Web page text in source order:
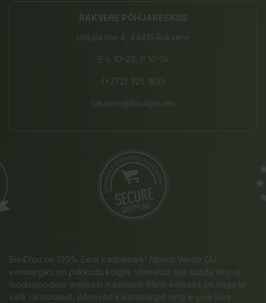
RAKVERE PÕHJAKESKUS
Haljala tee 4, 44415 Rakvere
E-L 10-20, P 10-19
(+372) 325 1833
rakvere@bio4you.eu
Bio4You on 100% Eesti kaubamärk! Albero Verde OÜ
eesmärgiks on pakkuda kõigile võimalust osa saada öko-ja
loodustoodete imelisest maailmast. Meie eeliseks on väga lai
valik ökotooteid, põnevad kaubamärgid ning e-poe kiire